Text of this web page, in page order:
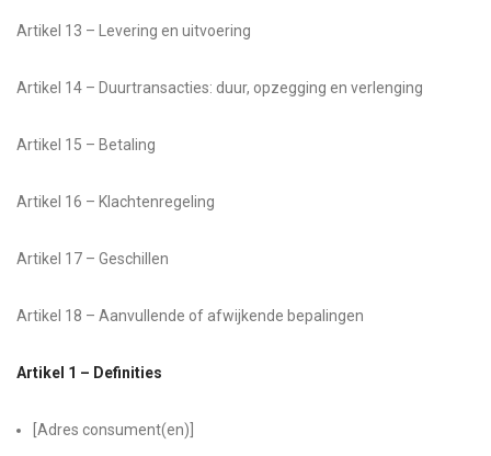
Artikel 13 – Levering en uitvoering
Artikel 14 – Duurtransacties: duur, opzegging en verlenging
Artikel 15 – Betaling
Artikel 16 – Klachtenregeling
Artikel 17 – Geschillen
Artikel 18 – Aanvullende of afwijkende bepalingen
Artikel 1 – Definities
[Adres consument(en)]